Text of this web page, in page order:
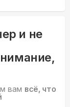
и не
вам всё, что